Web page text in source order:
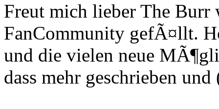
Freut mich lieber The Burr
FanCommunity gefÃ¤llt.
und die vielen neue
dass mehr geschrieben